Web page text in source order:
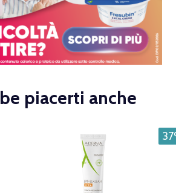
piacerti anche